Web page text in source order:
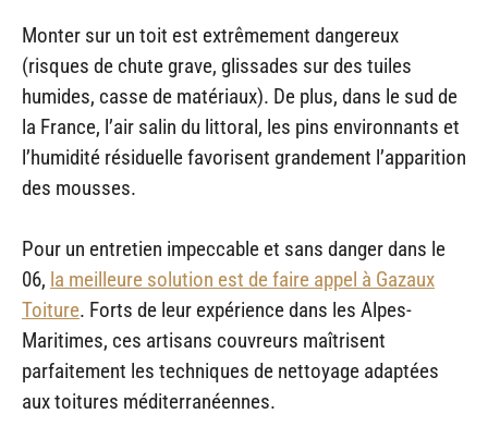
Monter sur un toit est extrêmement dangereux
(risques de chute grave, glissades sur des tuiles
humides, casse de matériaux). De plus, dans le sud de
la France, l’air salin du littoral, les pins environnants et
l’humidité résiduelle favorisent grandement l’apparition
des mousses.
Pour un entretien impeccable et sans danger dans le
06, la meilleure solution est de faire appel à Gazaux
Toiture. Forts de leur expérience dans les Alpes-
Maritimes, ces artisans couvreurs maîtrisent
parfaitement les techniques de nettoyage adaptées
aux toitures méditerranéennes.